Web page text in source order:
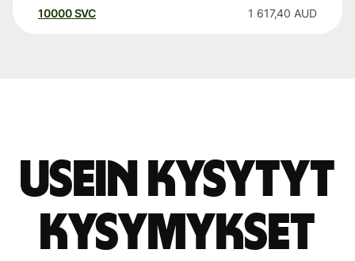
10000 SVC 1 617,40 AUD
Usein kysytyt
kysymykset